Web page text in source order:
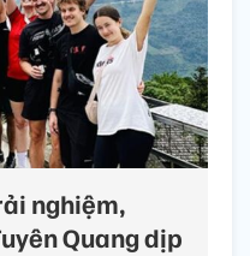
nghiệm,
Quang dịp